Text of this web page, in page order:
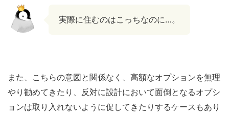
実際に住むのはこっちなのに…。
また、こちらの意図と関係なく、高額なオプションを無理
やり勧めてきたり、反対に設計において面倒となるオプシ
ョンは取り入れないように促してきたりするケースもあり